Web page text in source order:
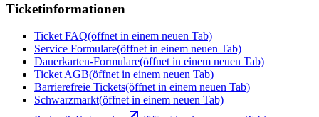
Ticketinformationen
Ticket FAQ(öffnet in einem neuen Tab)
Service Formulare(öffnet in einem neuen Tab)
Dauerkarten-Formulare(öffnet in einem neuen Tab)
Ticket AGB(öffnet in einem neuen Tab)
Barrierefreie Tickets(öffnet in einem neuen Tab)
Schwarzmarkt(öffnet in einem neuen Tab)